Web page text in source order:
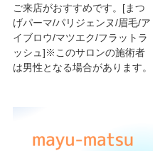
ご来店がおすすめです。[まつ
げパーマ/パリジェンヌ/眉毛/ア
イブロウ/マツエク/フラットラ
ッシュ]※このサロンの施術者
は男性となる場合があります。